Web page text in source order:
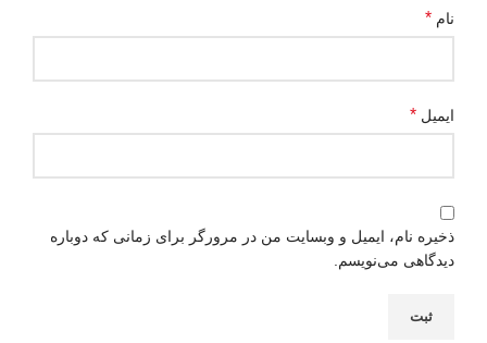
نام *
ایمیل *
ذخیره نام، ایمیل و وبسایت من در مرورگر برای زمانی که دوباره
دیدگاهی می‌نویسم.